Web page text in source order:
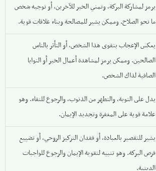
يرمز لمشاركة البركة، وتمني الخير للآخرين، أو توجيه شخص
ما نحو الصلاح. وممكن يشير للمصالحة وبناء علاقات قوية.
يعكس الإعجاب بتقوى هذا الشخص، أو التأثر بالناس
الصالحين. وممكن يرمز لمشاهدة أعمال الخير أو النوايا
الصافية لذاك الشخص.
يدل على التوبة، والتطهر من الذنوب، والرجوع للنقاء. وهو
علامة قوية على المغفرة وتجديد الإيمان.
يشير للتقصير بالعبادة، أو فقدان التركيز الروحي، أو تضييع
فرص البركة. وهو تنبيه لتقوية الإيمان والرجوع للواجبات
الدينية.